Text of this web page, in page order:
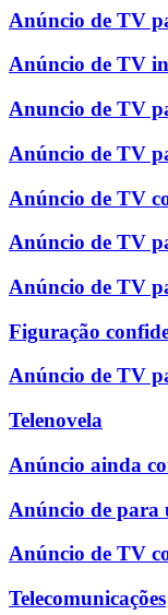
Anúncio de TV
Anúncio de TV
Anuncio de TV
Anúncio de TV
Anúncio de TV
Anúncio de TV
Anúncio de TV
Figuração
Anúncio de TV
Telenovela
Anúncio ainda
Anúncio de para
Anúncio de TV
Telecomunicações